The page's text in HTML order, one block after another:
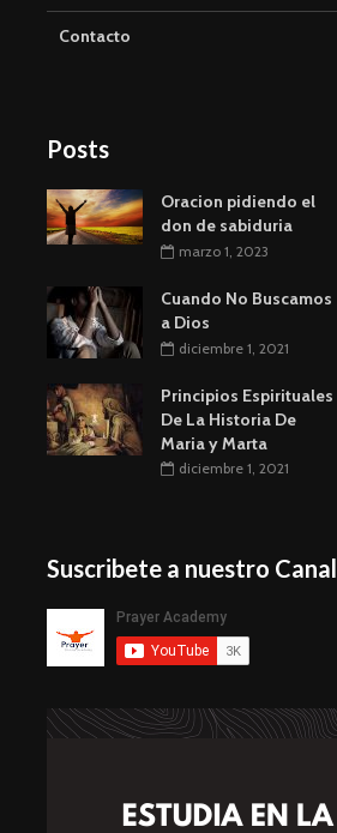
Contacto
Posts
Oracion pidiendo el
don de sabiduria
marzo 1, 2023
Cuando No Buscamos
a Dios
diciembre 1, 2021
Principios Espirituales
De La Historia De
Maria y Marta
diciembre 1, 2021
Suscribete a nuestro Canal